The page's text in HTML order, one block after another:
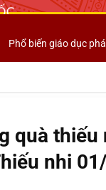
Phổ biến giáo dục
quà thiếu
nhi